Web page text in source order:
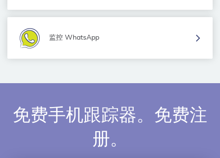
监控 WhatsApp
免费手机跟踪器。免费注
册。